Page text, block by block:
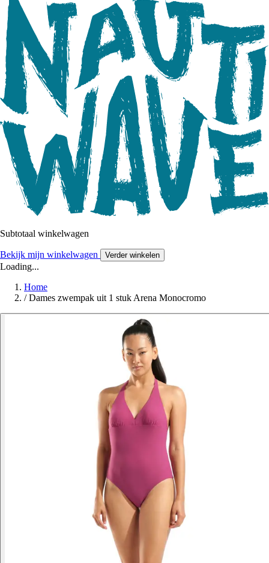
Subtotaal winkelwagen
Bekijk mijn winkelwagen Verder winkelen
Loading...
Home
/ Dames zwempak uit 1 stuk Arena Monocromo